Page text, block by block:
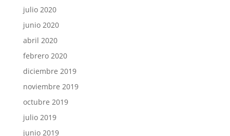
julio 2020
junio 2020
abril 2020
febrero 2020
diciembre 2019
noviembre 2019
octubre 2019
julio 2019
junio 2019